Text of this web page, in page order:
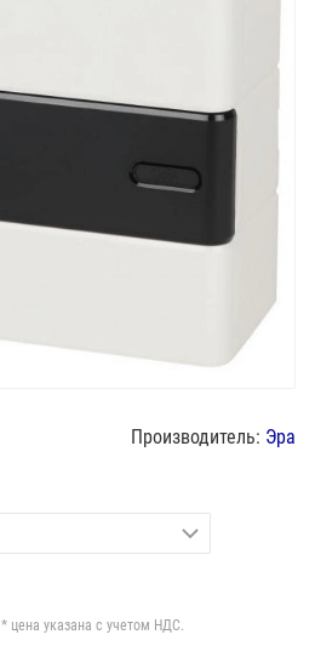
Производитель: Эра
* цена указана с учетом НДС.